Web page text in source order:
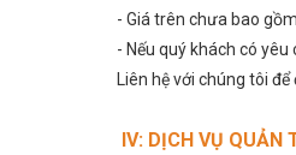
- Giá trên chưa bao
- Nếu quý khách có
Liên hệ với chúng tôi
IV: DỊCH VỤ QUẢN